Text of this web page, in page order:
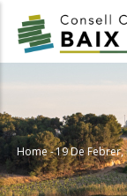
main
Home-19 De